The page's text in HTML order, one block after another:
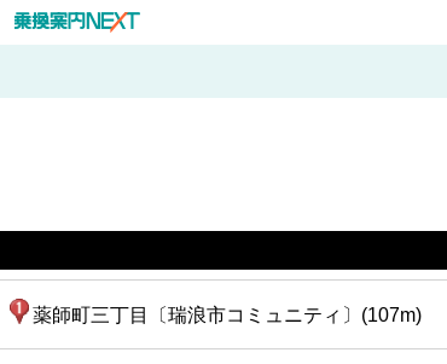
薬師町三丁目〔瑞浪市コミュニティ〕(107m)